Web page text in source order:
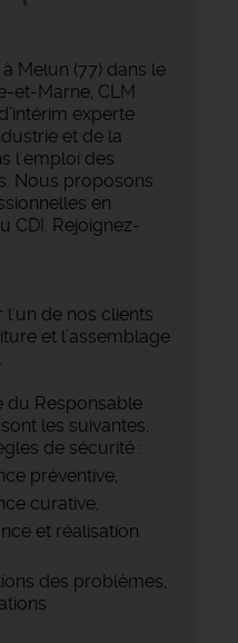
Melun (77) dans le
et-Marne, CLM
experte
et de la
l'emploi des
Nous proposons
en
CDI. Rejoignez-
de nos clients
et l’assemblage
du Responsable
les suivantes,
de sécurité :
préventive,
curative,
et réalisation
des problèmes,